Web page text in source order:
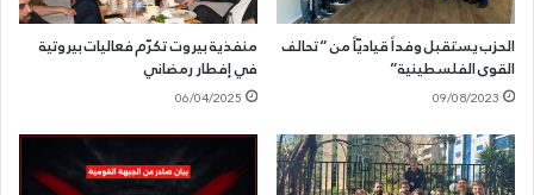
الحزب يستقبل وفداً قياديّاً من “تحالف
القوى الفلسطينية”
09/08/2023
منفذية بيروت تكرّم فعاليات بيروتية
في إفطار رمضاني
06/04/2025